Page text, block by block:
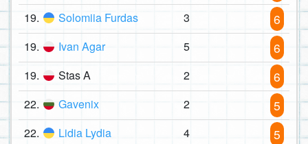
19. Solomiia Furdas 3 6
19. Ivan Agar 5 6
19. Stas A 2 6
22. Gavenix 2 5
22. Lidia Lydia 4 5